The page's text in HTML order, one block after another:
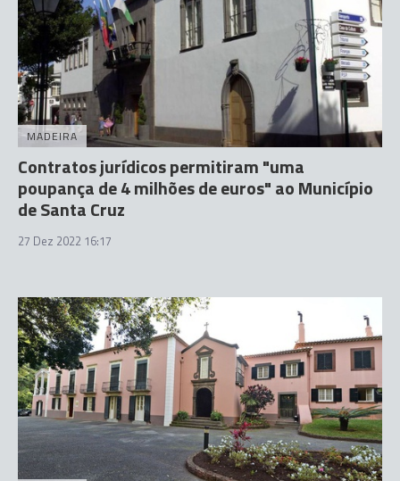
MADEIRA
Contratos jurídicos permitiram "uma
poupança de 4 milhões de euros" ao Município
de Santa Cruz
27 Dez 2022 16:17